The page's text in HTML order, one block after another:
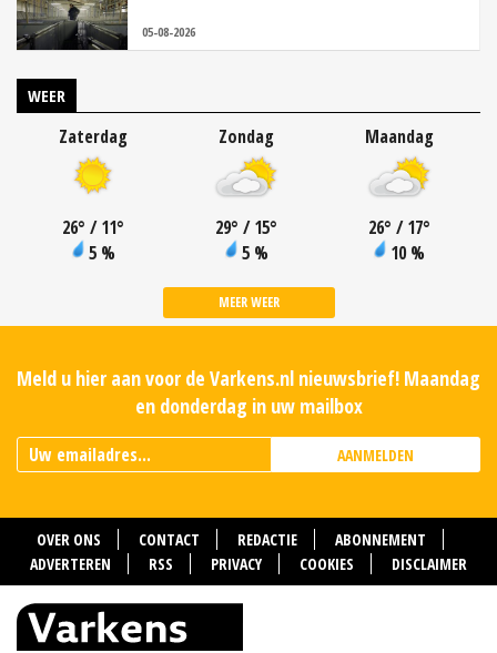
05-08-2026
WEER
Zaterdag
26° / 11°
5 %
Zondag
29° / 15°
5 %
Maandag
26° / 17°
10 %
MEER WEER
Meld u hier aan voor de Varkens.nl nieuwsbrief! Maandag
en donderdag in uw mailbox
AANMELDEN
OVER ONS CONTACT REDACTIE
ABONNEMENT
ADVERTEREN
RSS PRIVACY COOKIES DISCLAIMER